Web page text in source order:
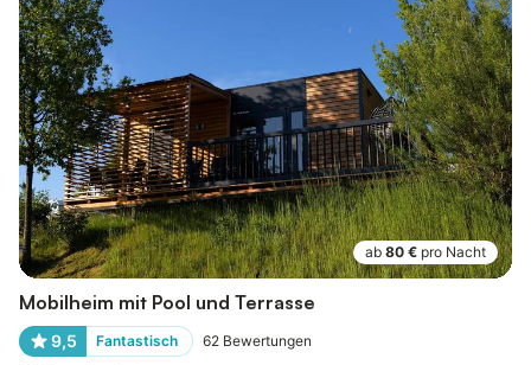
ab 80 € pro Nacht
Mobilheim mit Pool und Terrasse
9,5 Fantastisch 62 Bewertungen